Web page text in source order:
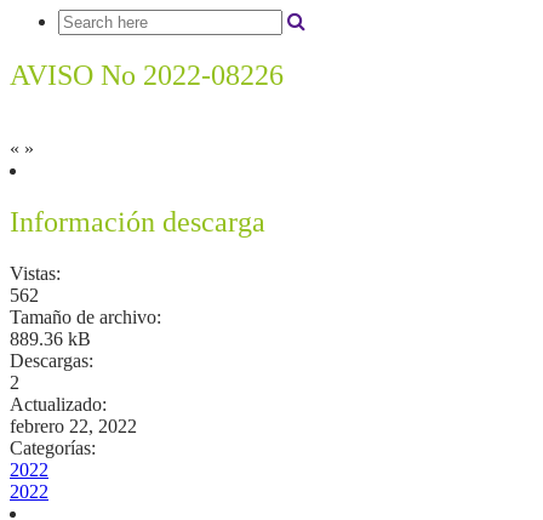
AVISO No 2022-08226
« »
Información descarga
Vistas:
562
Tamaño de archivo:
889.36 kB
Descargas:
2
Actualizado:
febrero 22, 2022
Categorías:
2022
2022